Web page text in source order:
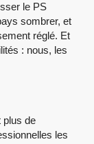
le PS
sombrer, et
réglé. Et
: nous, les
plus de
les